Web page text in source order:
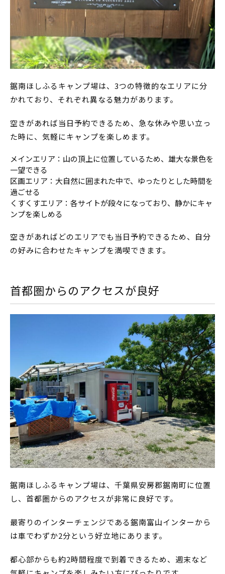
鋸南ほしふるキャンプ場は、3つの特徴的なエリアに分
かれており、それぞれ異なる魅力があります。
空きがあれば当日予約できるため、急な休みや思い立っ
た時に、気軽にキャンプを楽しめます。
メインエリア：山の頂上に位置しているため、雄大な景色を
一望できる
区画エリア：大自然に囲まれた中で、ゆったりとした時間を
過ごせる
くすくすエリア：各サイトが段々になっており、静かにキャ
ンプを楽しめる
空きがあればどのエリアでも当日予約できるため、自分
の好みに合わせたキャンプを満喫できます。
首都圏からのアクセスが良好
鋸南ほしふるキャンプ場は、千葉県安房郡鋸南町に位置
し、首都圏からのアクセスが非常に良好です。
最寄りのインターチェンジである鋸南富山インターから
は車でわずか2分という好立地にあります。
都心部からも約2時間程度で到着できるため、週末など